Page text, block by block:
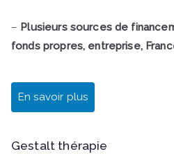
– Plusieurs sources de
fonds propres, entreprise,
En savoir plus
Gestalt thérapie